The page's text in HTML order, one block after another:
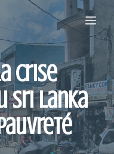
crise
Sri Lanka